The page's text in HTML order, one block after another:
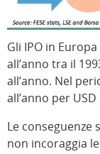
Gli IPO in
all’anno tra il
all’anno. Nel
all’anno per
Le
non incoraggia